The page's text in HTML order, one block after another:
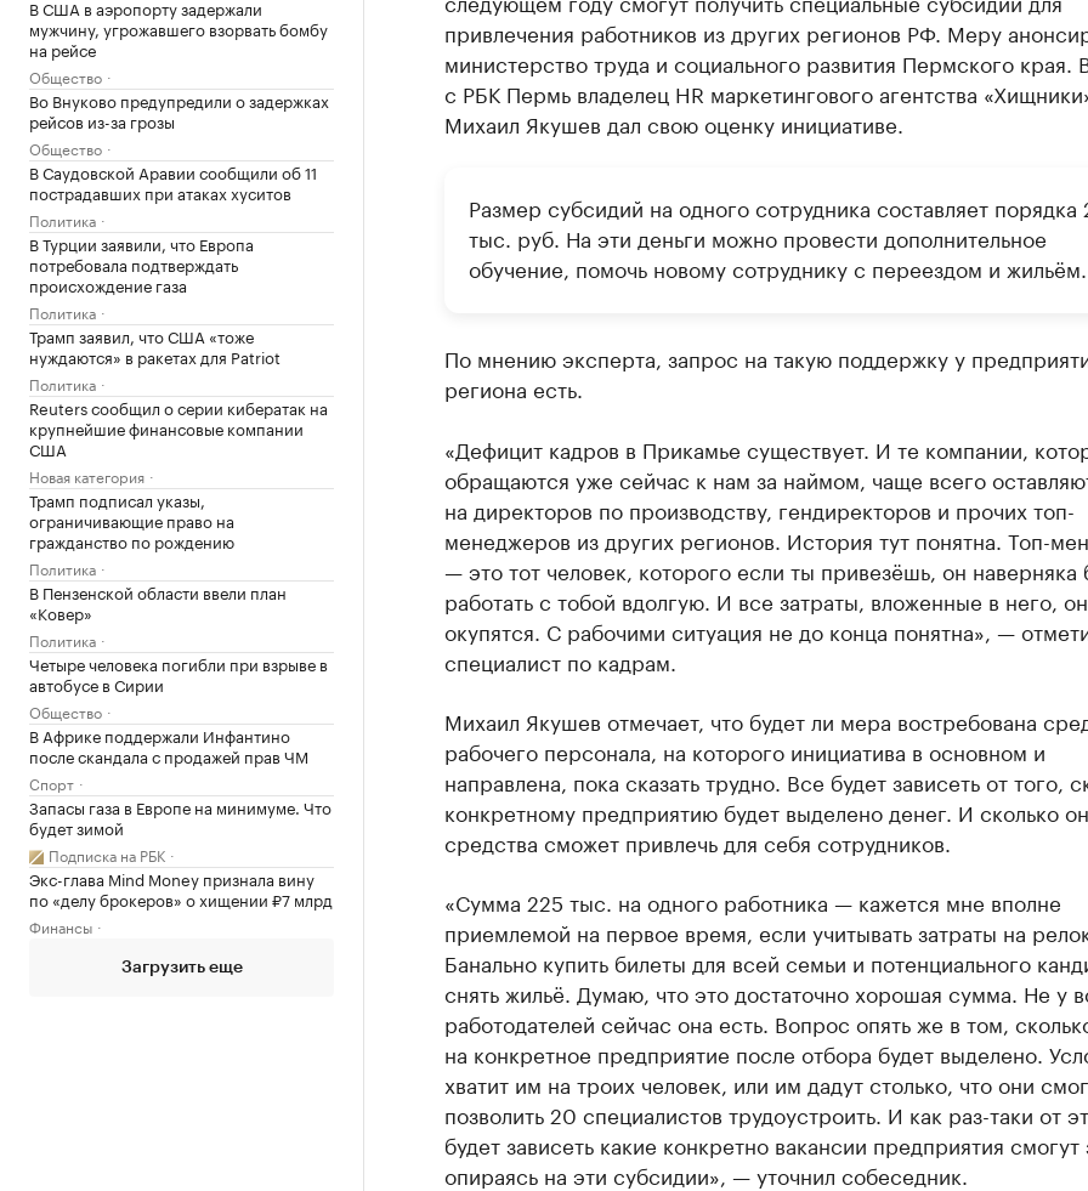
В США в аэропорту задержали
мужчину, угрожавшего взорвать бомбу
на рейсе
Общество
Во Внуково предупредили о задержках
рейсов из-за грозы
Общество
В Саудовской Аравии сообщили об 11
пострадавших при атаках хуситов
Политика
В Турции заявили, что Европа
потребовала подтверждать
происхождение газа
Политика
Трамп заявил, что США «тоже
нуждаются» в ракетах для Patriot
Политика
Reuters сообщил о серии кибератак на
крупнейшие финансовые компании
США
Новая категория
Трамп подписал указы,
ограничивающие право на
гражданство по рождению
Политика
В Пензенской области ввели план
«Ковер»
Политика
Четыре человека погибли при взрыве в
автобусе в Сирии
Общество
В Африке поддержали Инфантино
после скандала с продажей прав ЧМ
Спорт
Запасы газа в Европе на минимуме. Что
будет зимой
Подписка на РБК
Экс-глава Mind Money признала вину
по «делу брокеров» о хищении ₽7 млрд
Финансы
Загрузить еще
привлечения работников из других регионов РФ. Меру
министерство труда и социального развития Пермского края.
с РБК Пермь владелец HR маркетингового агентства
Михаил Якушев дал свою оценку инициативе.
Размер субсидий на одного сотрудника составляет порядка
тыс. руб. На эти деньги можно провести дополнительное
обучение, помочь новому сотруднику с переездом и жильём.
По мнению эксперта, запрос на такую поддержку у
региона есть.
«Дефицит кадров в Прикамье существует. И те компании,
обращаются уже сейчас к нам за наймом, чаще всего
на директоров по производству, гендиректоров и прочих топ-
менеджеров из других регионов. История тут понятна. Топ-
— это тот человек, которого если ты привезёшь, он наверняка
работать с тобой вдолгую. И все затраты, вложенные в него,
окупятся. С рабочими ситуация не до конца понятна», —
специалист по кадрам.
Михаил Якушев отмечает, что будет ли мера востребована
рабочего персонала, на которого инициатива в основном и
направлена, пока сказать трудно. Все будет зависеть от того,
конкретному предприятию будет выделено денег. И сколько
средства сможет привлечь для себя сотрудников.
«Сумма 225 тыс. на одного работника — кажется мне вполне
приемлемой на первое время, если учитывать затраты на
Банально купить билеты для всей семьи и потенциального
снять жильё. Думаю, что это достаточно хорошая сумма. Не у
работодателей сейчас она есть. Вопрос опять же в том,
на конкретное предприятие после отбора будет выделено.
хватит им на троих человек, или им дадут столько, что они
позволить 20 специалистов трудоустроить. И как раз-таки от
будет зависеть какие конкретно вакансии предприятия смогут
опираясь на эти субсидии», — уточнил собеседник.